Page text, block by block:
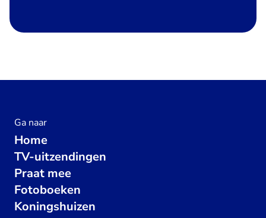
Ga naar
Home
TV-uitzendingen
Praat mee
Fotoboeken
Koningshuizen